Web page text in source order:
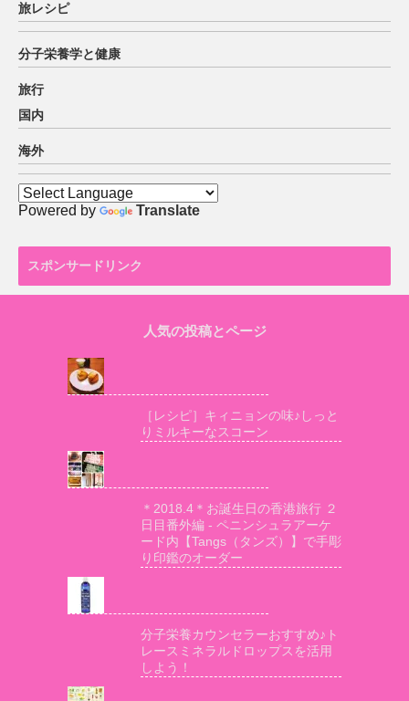
旅レシピ
分子栄養学と健康
旅行
国内
海外
Powered by Translate
スポンサードリンク
人気の投稿とページ
［レシピ］キィニョンの味♪しっと
りミルキーなスコーン
＊2018.4＊お誕生日の香港旅行 ２
日目番外編 - ペニンシュラアーケ
ード内【Tangs（タンズ）】で手彫
り印鑑のオーダー
分子栄養カウンセラーおすすめ♪ト
レースミネラルドロップスを活用
しよう！